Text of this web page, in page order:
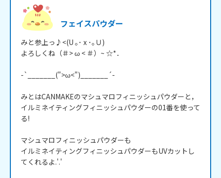
フェイスパウダー
みと参上っ♪<(U ｡･ x ･｡Ｕ)
よろしくね（＃> ω < ＃）~ ☆*．
-`_______(">ω<")_______´-
みとはCANMAKEのマシュマロフィニッシュパウダーと，
イルミネイティングフィニッシュパウダーの01番を使って
る!
マシュマロフィニッシュパウダーも
イルミネイティングフィニッシュパウダーもUVカットし
てくれるよ.'.'